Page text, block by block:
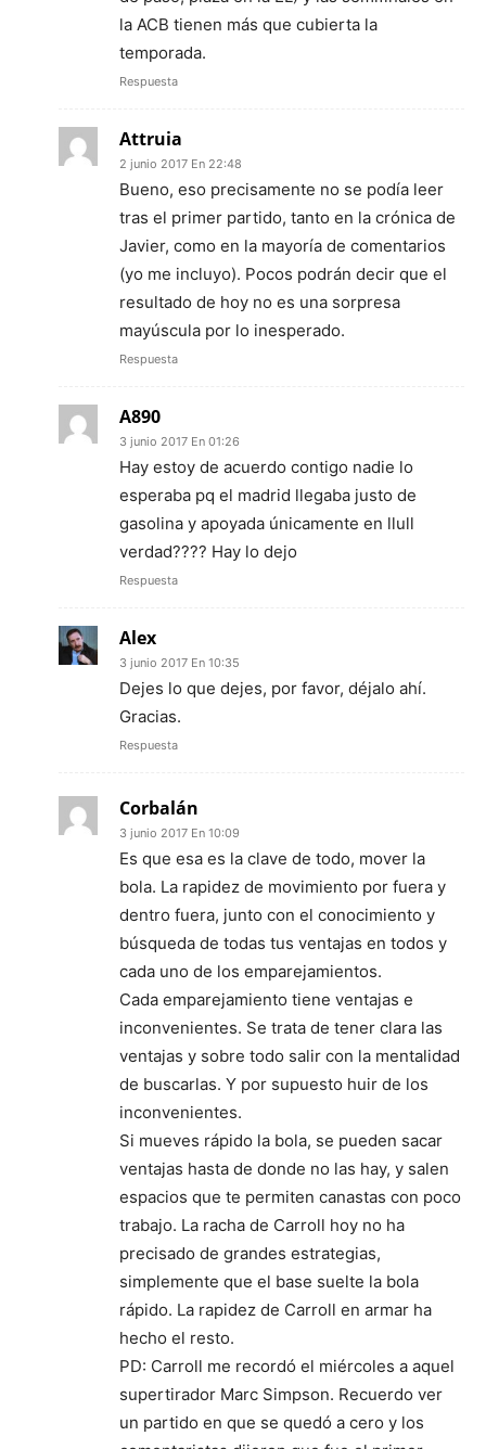
la ACB tienen más que cubierta la
temporada.
Respuesta
Attruia
2 junio 2017 En 22:48
Bueno, eso precisamente no se podía leer
tras el primer partido, tanto en la crónica de
Javier, como en la mayoría de comentarios
(yo me incluyo). Pocos podrán decir que el
resultado de hoy no es una sorpresa
mayúscula por lo inesperado.
Respuesta
A890
3 junio 2017 En 01:26
Hay estoy de acuerdo contigo nadie lo
esperaba pq el madrid llegaba justo de
gasolina y apoyada únicamente en llull
verdad???? Hay lo dejo
Respuesta
Alex
3 junio 2017 En 10:35
Dejes lo que dejes, por favor, déjalo ahí.
Gracias.
Respuesta
Corbalán
3 junio 2017 En 10:09
Es que esa es la clave de todo, mover la
bola. La rapidez de movimiento por fuera y
dentro fuera, junto con el conocimiento y
búsqueda de todas tus ventajas en todos y
cada uno de los emparejamientos.
Cada emparejamiento tiene ventajas e
inconvenientes. Se trata de tener clara las
ventajas y sobre todo salir con la mentalidad
de buscarlas. Y por supuesto huir de los
inconvenientes.
Si mueves rápido la bola, se pueden sacar
ventajas hasta de donde no las hay, y salen
espacios que te permiten canastas con poco
trabajo. La racha de Carroll hoy no ha
precisado de grandes estrategias,
simplemente que el base suelte la bola
rápido. La rapidez de Carroll en armar ha
hecho el resto.
PD: Carroll me recordó el miércoles a aquel
supertirador Marc Simpson. Recuerdo ver
un partido en que se quedó a cero y los